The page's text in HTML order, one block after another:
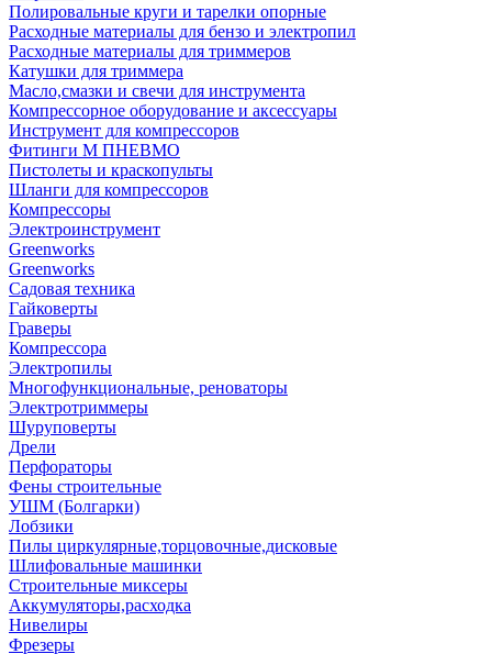
Полировальные круги и тарелки опорные
Расходные материалы для бензо и электропил
Расходные материалы для триммеров
Катушки для триммера
Масло,смазки и свечи для инструмента
Компрессорное оборудование и аксессуары
Инструмент для компрессоров
Фитинги М ПНЕВМО
Пистолеты и краскопульты
Шланги для компрессоров
Компрессоры
Электроинструмент
Greenworks
Greenworks
Садовая техника
Гайковерты
Граверы
Компрессора
Электропилы
Многофункциональные, реноваторы
Электротриммеры
Шуруповерты
Дрели
Перфораторы
Фены строительные
УШМ (Болгарки)
Лобзики
Пилы циркулярные,торцовочные,дисковые
Шлифовальные машинки
Строительные миксеры
Аккумуляторы,расходка
Нивелиры
Фрезеры